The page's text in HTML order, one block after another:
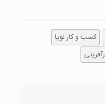
کسب و کار نوپا